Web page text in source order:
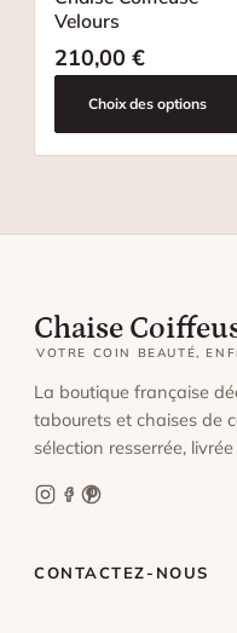
Velours
210,00 €
Choix des options
Chaise
VOTRE COIN BEAUTÉ,
La boutique française
tabourets et chaises de
sélection resserrée,
CONTACTEZ-NOUS